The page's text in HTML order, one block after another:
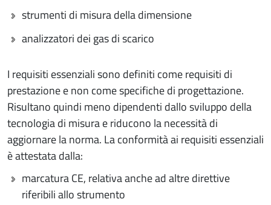
strumenti di misura della dimensione
analizzatori dei gas di scarico
I requisiti essenziali sono definiti come requisiti di
prestazione e non come specifiche di progettazione.
Risultano quindi meno dipendenti dallo sviluppo della
tecnologia di misura e riducono la necessità di
aggiornare la norma. La conformità ai requisiti essenziali
è attestata dalla:
marcatura CE, relativa anche ad altre direttive
riferibili allo strumento